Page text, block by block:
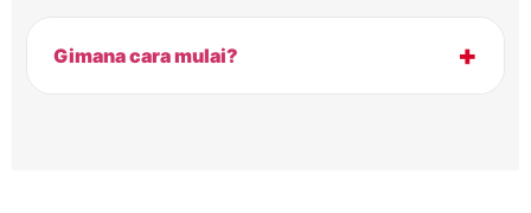
Gimana cara mulai? +